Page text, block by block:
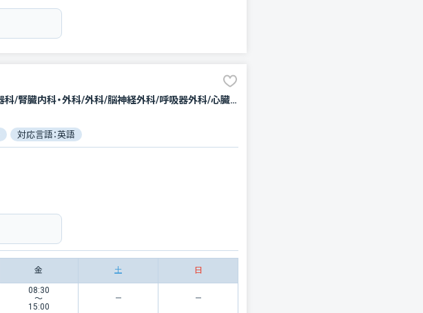
内科/感染症内科/血液内科/内分泌科/神経内科/呼吸器内科/循環器科/消化器科/腎臓内科・外科/外科/脳神経外科/呼吸器外科/心臓血管外科/乳腺外科/整形外科/小児科/産科/婦人科/眼科/耳鼻咽喉科/皮膚科/泌尿器科/精神科・神経科/矯正歯科/歯科口腔外科/リハビリテーション/放射線科/救急科/麻酔科
対応言語：英語
金 土 日
08:30
〜
15:00